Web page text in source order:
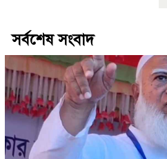
সর্বশেষ সংবাদ